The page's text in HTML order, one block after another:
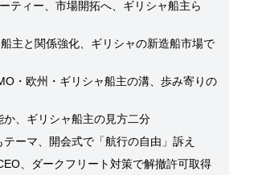
ティー、市場開拓へ、ギリシャ船主ら
主と関係強化、ギリシャの新造船市場で
・欧州・ギリシャ船主の溝、歩み寄りの
か、ギリシャ船主の見方二分
ーマ、開会式で「航行の自由」訴え
、ダークフリート対策で解撤許可取得